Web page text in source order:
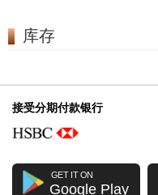
库存
接受分期付款银行
GET IT ON
Google Play